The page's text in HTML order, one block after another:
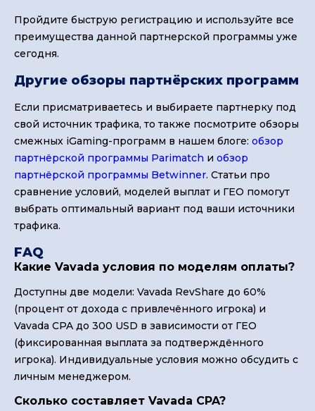
Пройдите быструю регистрацию и используйте все
преимущества данной партнерской программы уже
сегодня.
Другие обзоры партнёрских программ
Если присматриваетесь и выбираете партнерку под
свой источник трафика, то также посмотрите обзоры
смежных iGaming-программ в нашем блоге: обзор
партнёрской программы Parimatch и обзор
партнёрской программы Betwinner. Статьи про
сравнение условий, моделей выплат и ГЕО помогут
выбрать оптимальный вариант под ваши источники
трафика.
FAQ
Какие Vavada условия по моделям оплаты?
Доступны две модели: Vavada RevShare до 60%
(процент от дохода с привлечённого игрока) и
Vavada CPA до 300 USD в зависимости от ГЕО
(фиксированная выплата за подтверждённого
игрока). Индивидуальные условия можно обсудить с
личным менеджером.
Сколько составляет Vavada CPA?